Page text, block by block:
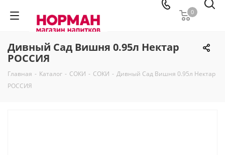
0
Дивный Сад Вишня 0.95л Нектар
РОССИЯ
Главная - Каталог - СОКИ - СОКИ - Дивный Сад Вишня 0.95л Нектар
РОССИЯ